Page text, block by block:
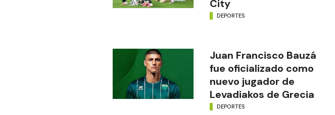
City
DEPORTES
Juan Francisco Bauzá
fue oficializado como
nuevo jugador de
Levadiakos de Grecia
DEPORTES